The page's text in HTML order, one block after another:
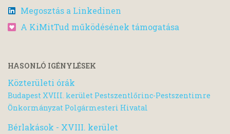
Megosztás a Linkedinen
A KiMitTud működésének támogatása
HASONLÓ IGÉNYLÉSEK
Közterületi órák
Budapest XVIII. kerület Pestszentlőrinc-Pestszentimre
Önkormányzat Polgármesteri Hivatal
Bérlakások - XVIII. kerület